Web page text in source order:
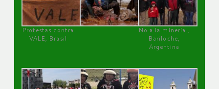
Protestas contra
VALE, Brasil
No a la minería ,
Bariloche,
Argentina